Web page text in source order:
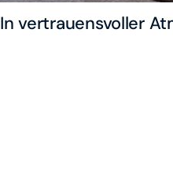
In vertrauensvoller